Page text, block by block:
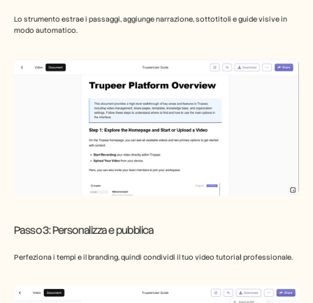
Lo strumento estrae i passaggi, aggiunge narrazione, sottotitoli e guide visive in
modo automatico.
Passo 3: Personalizza e pubblica
Perfeziona i tempi e il branding, quindi condividi il tuo video tutorial professionale.